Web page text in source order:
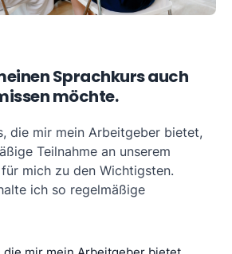
Sprachkurs auch
möchte.
die mir mein Arbeitgeber bietet,
Teilnahme an unserem
mich zu den Wichtigsten.
ich so regelmäßige